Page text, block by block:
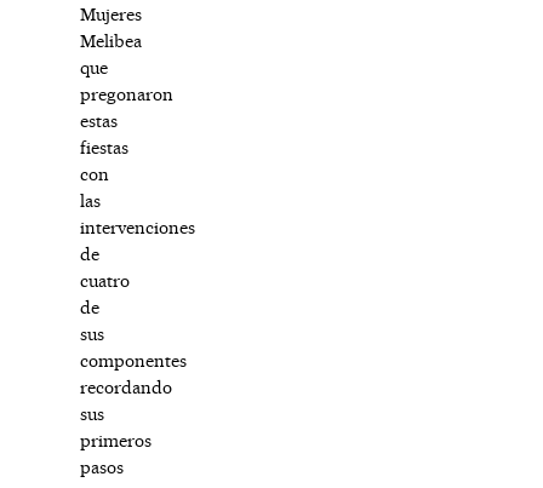
Mujeres
Melibea
que
pregonaron
estas
fiestas
con
las
intervenciones
de
cuatro
de
sus
componentes
recordando
sus
primeros
pasos